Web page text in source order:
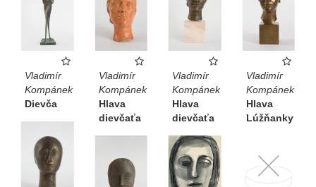
Vladimír
Kompánek
Dievča
Vladimír
Kompánek
Hlava
dievčaťa
Vladimír
Kompánek
Hlava
dievčaťa
Vladimír
Kompánek
Hlava
Lúžňanky